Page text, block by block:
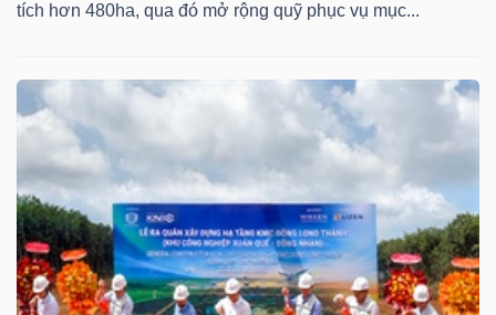
tích hơn 480ha, qua đó mở rộng quỹ phục vụ mục...